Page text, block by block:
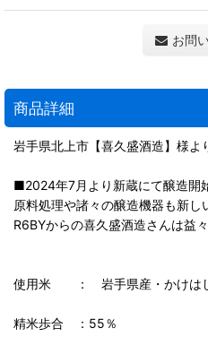
お問
商品詳細
岩手県北上市【喜久盛酒造】様よ
■2024年7月より新蔵にて醸造開
原料処理や諸々の醸造機器も新し
R6BYからの喜久盛酒造さんは益
使用米 ： 岩手県産・かけは
精米歩合 ：55％